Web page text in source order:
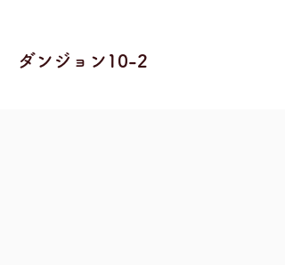
ダンジョン10-2